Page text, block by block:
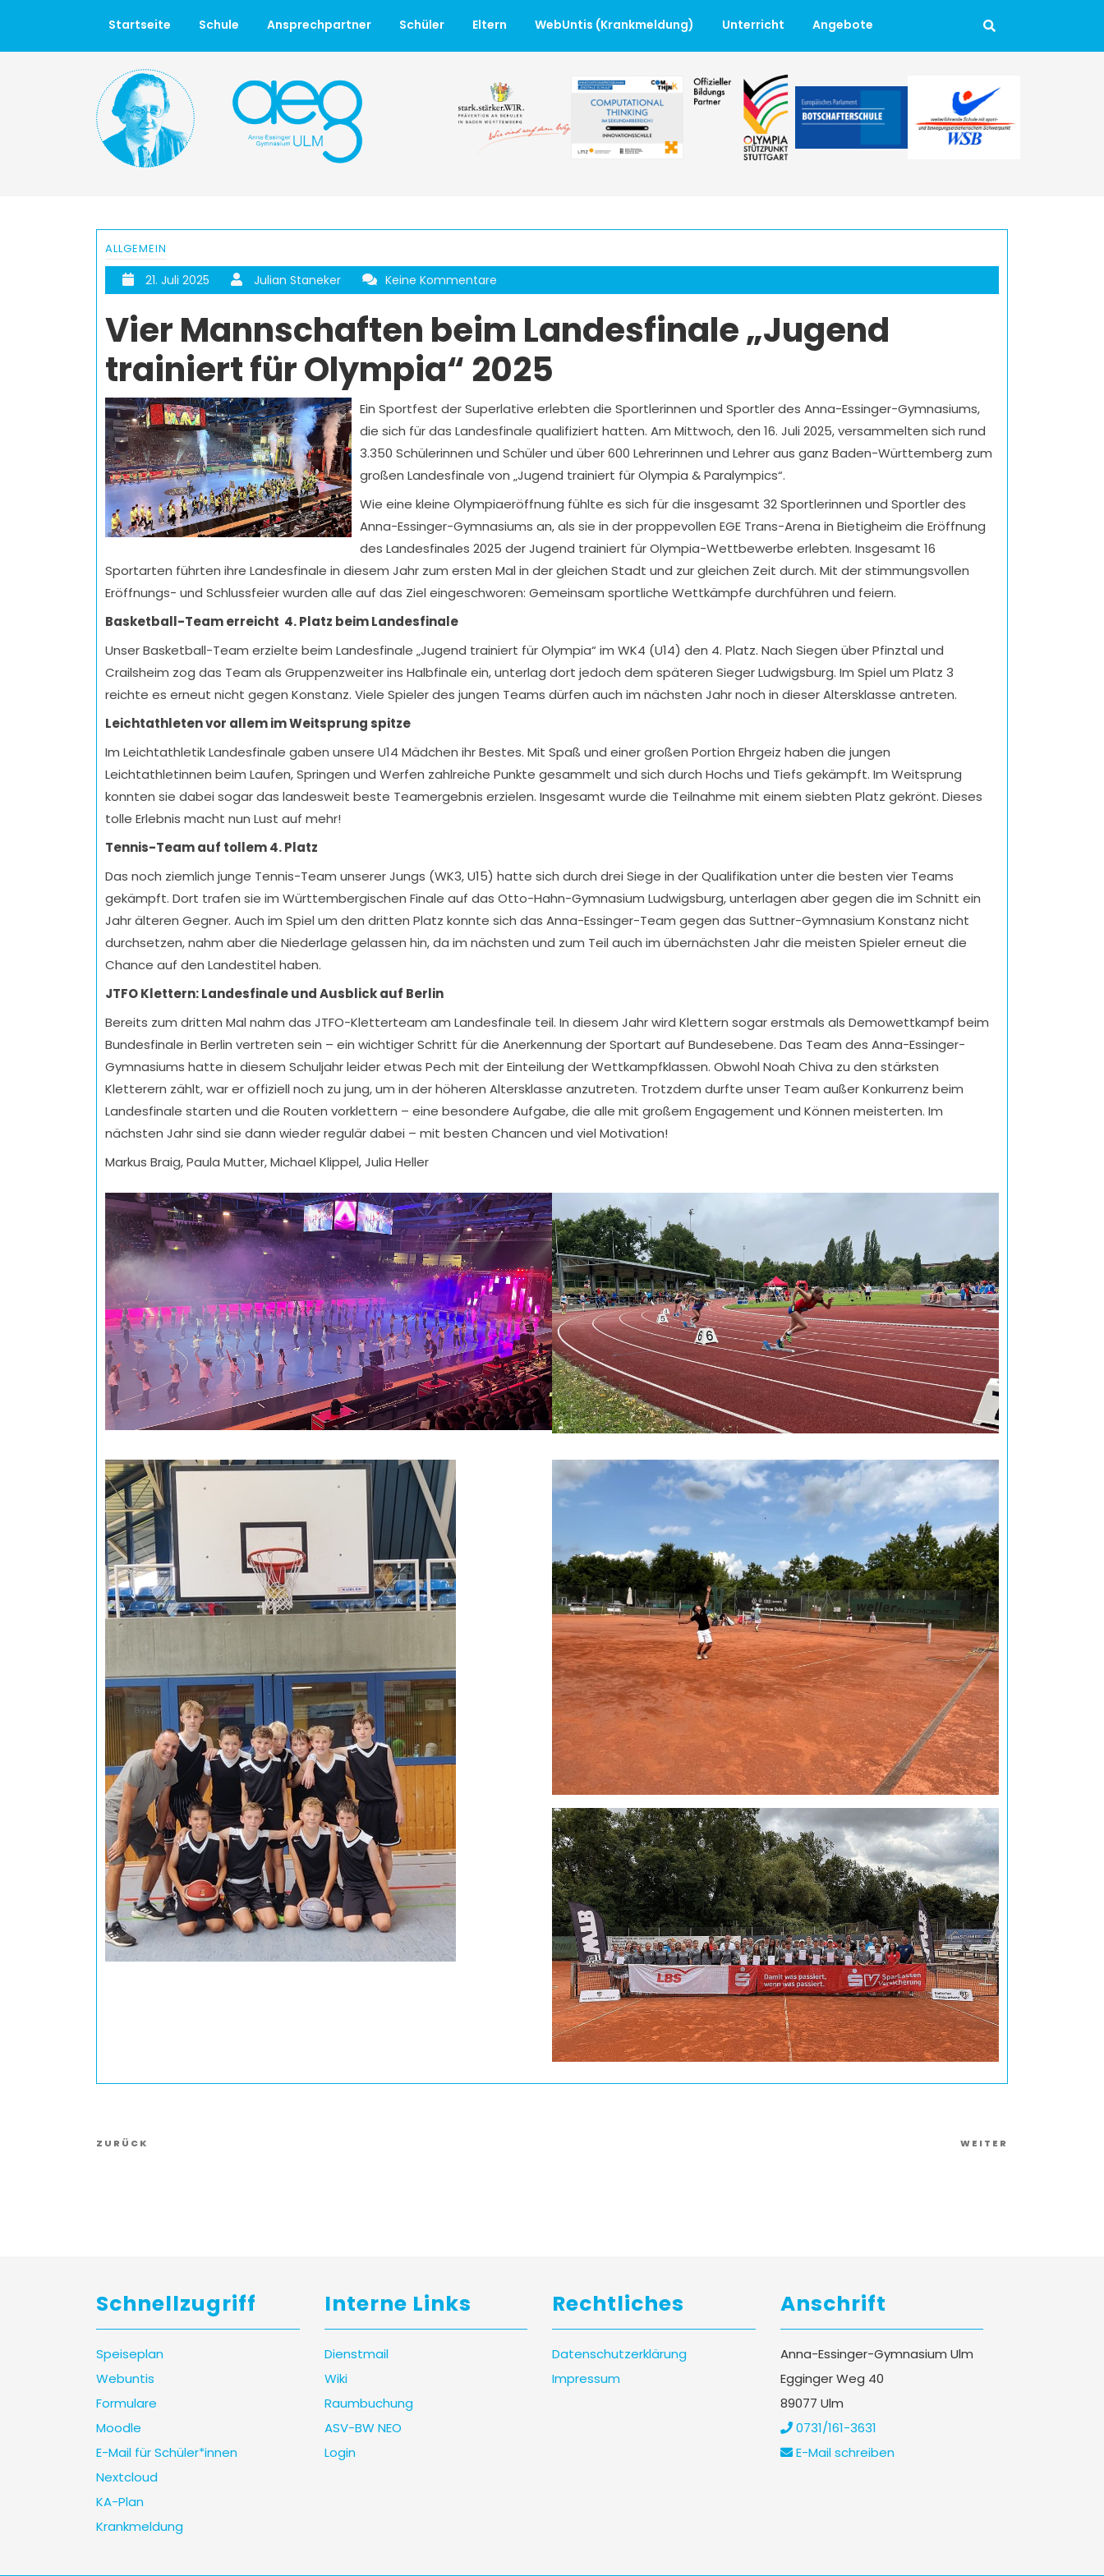
Startseite Schule Ansprechpartner Schüler Eltern WebUntis (Krankmeldung) Unterricht Angebote
ALLGEMEIN
21. Juli 2025 Julian Staneker Keine Kommentare
Vier Mannschaften beim Landesfinale „Jugend
trainiert für Olympia“ 2025
Ein Sportfest der Superlative erlebten die Sportlerinnen und Sportler des Anna-Essinger-Gymnasiums,
die sich für das Landesfinale qualifiziert hatten. Am Mittwoch, den 16. Juli 2025, versammelten sich rund
3.350 Schülerinnen und Schüler und über 600 Lehrerinnen und Lehrer aus ganz Baden-Württemberg zum
großen Landesfinale von „Jugend trainiert für Olympia & Paralympics“.
Wie eine kleine Olympiaeröffnung fühlte es sich für die insgesamt 32 Sportlerinnen und Sportler des
Anna-Essinger-Gymnasiums an, als sie in der proppevollen EGE Trans-Arena in Bietigheim die Eröffnung
des Landesfinales 2025 der Jugend trainiert für Olympia-Wettbewerbe erlebten. Insgesamt 16
Sportarten führten ihre Landesfinale in diesem Jahr zum ersten Mal in der gleichen Stadt und zur gleichen Zeit durch. Mit der stimmungsvollen
Eröffnungs- und Schlussfeier wurden alle auf das Ziel eingeschworen: Gemeinsam sportliche Wettkämpfe durchführen und feiern.
Basketball-Team erreicht 4. Platz beim Landesfinale
Unser Basketball-Team erzielte beim Landesfinale „Jugend trainiert für Olympia“ im WK4 (U14) den 4. Platz. Nach Siegen über Pfinztal und
Crailsheim zog das Team als Gruppenzweiter ins Halbfinale ein, unterlag dort jedoch dem späteren Sieger Ludwigsburg. Im Spiel um Platz 3
reichte es erneut nicht gegen Konstanz. Viele Spieler des jungen Teams dürfen auch im nächsten Jahr noch in dieser Altersklasse antreten.
Leichtathleten vor allem im Weitsprung spitze
Im Leichtathletik Landesfinale gaben unsere U14 Mädchen ihr Bestes. Mit Spaß und einer großen Portion Ehrgeiz haben die jungen
Leichtathletinnen beim Laufen, Springen und Werfen zahlreiche Punkte gesammelt und sich durch Hochs und Tiefs gekämpft. Im Weitsprung
konnten sie dabei sogar das landesweit beste Teamergebnis erzielen. Insgesamt wurde die Teilnahme mit einem siebten Platz gekrönt. Dieses
tolle Erlebnis macht nun Lust auf mehr!
Tennis-Team auf tollem 4. Platz
Das noch ziemlich junge Tennis-Team unserer Jungs (WK3, U15) hatte sich durch drei Siege in der Qualifikation unter die besten vier Teams
gekämpft. Dort trafen sie im Württembergischen Finale auf das Otto-Hahn-Gymnasium Ludwigsburg, unterlagen aber gegen die im Schnitt ein
Jahr älteren Gegner. Auch im Spiel um den dritten Platz konnte sich das Anna-Essinger-Team gegen das Suttner-Gymnasium Konstanz nicht
durchsetzen, nahm aber die Niederlage gelassen hin, da im nächsten und zum Teil auch im übernächsten Jahr die meisten Spieler erneut die
Chance auf den Landestitel haben.
JTFO Klettern: Landesfinale und Ausblick auf Berlin
Bereits zum dritten Mal nahm das JTFO-Kletterteam am Landesfinale teil. In diesem Jahr wird Klettern sogar erstmals als Demowettkampf beim
Bundesfinale in Berlin vertreten sein – ein wichtiger Schritt für die Anerkennung der Sportart auf Bundesebene. Das Team des Anna-Essinger-
Gymnasiums hatte in diesem Schuljahr leider etwas Pech mit der Einteilung der Wettkampfklassen. Obwohl Noah Chiva zu den stärksten
Kletterern zählt, war er offiziell noch zu jung, um in der höheren Altersklasse anzutreten. Trotzdem durfte unser Team außer Konkurrenz beim
Landesfinale starten und die Routen vorklettern – eine besondere Aufgabe, die alle mit großem Engagement und Können meisterten. Im
nächsten Jahr sind sie dann wieder regulär dabei – mit besten Chancen und viel Motivation!
Markus Braig, Paula Mutter, Michael Klippel, Julia Heller
Vorheriger
ZURÜCK WEITER
Schnellzugriff
Speiseplan
Webuntis
Formulare
Moodle
E-Mail für Schüler*innen
Nextcloud
KA-Plan
Krankmeldung
Interne Links
Dienstmail
Wiki
Raumbuchung
ASV-BW NEO
Login
Rechtliches
Datenschutzerklärung
Impressum
Anschrift
Anna-Essinger-Gymnasium Ulm
Egginger Weg 40
89077 Ulm
0731/161-3631
E-Mail schreiben